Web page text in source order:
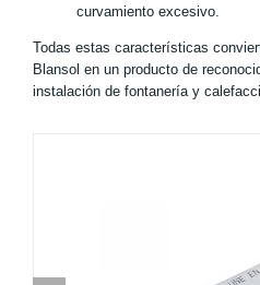
curvamiento excesivo.
Todas estas características
Blansol en un producto de
instalación de fontanería y